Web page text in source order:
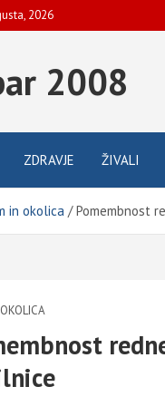
2026
2008
ZDRAVJE ŽIVALI
in okolica Pomembnost